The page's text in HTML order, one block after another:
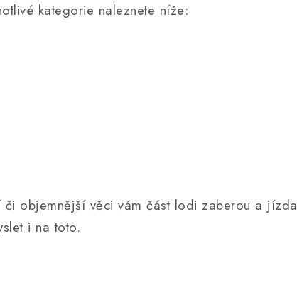
kategorie naleznete níže:
objemnější věci vám část lodi zaberou a jízda
i na toto.